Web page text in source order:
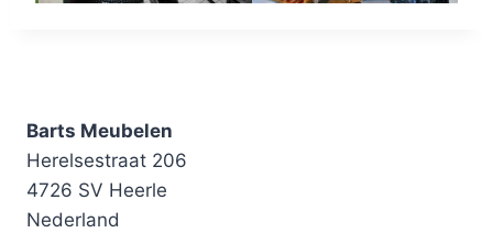
Barts Meubelen
Herelsestraat 206
4726 SV Heerle
Nederland